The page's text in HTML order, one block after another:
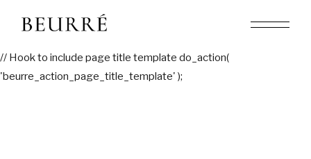
content
// Hook to include page title template do_action(
'beurre_action_page_title_template' );